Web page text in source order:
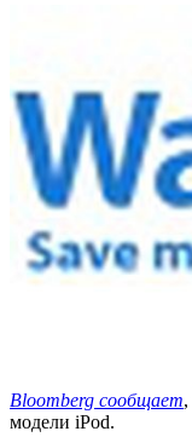
Bloomberg сообщает
модели iPod.